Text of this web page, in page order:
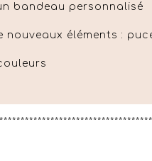
bandeau personnalisé
nouveaux éléments :